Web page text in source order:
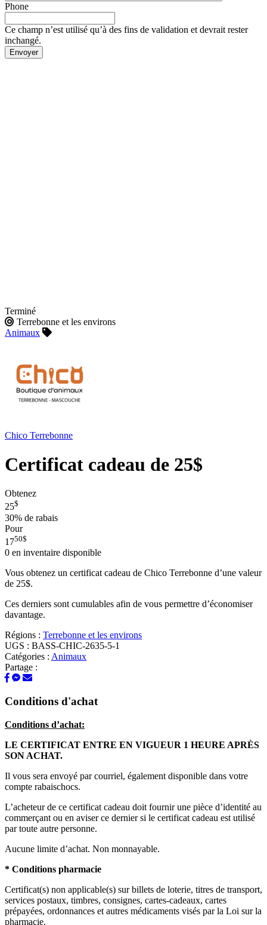
Phone
Ce champ n’est utilisé qu’à des fins de validation et devrait rester
inchangé.
Terminé
Terrebonne et les environs
Animaux
Chico Terrebonne
Certificat cadeau de 25$
Obtenez
25$
30% de rabais
Pour
1750$
0 en inventaire disponible
Vous obtenez un certificat cadeau de Chico Terrebonne d’une valeur
de 25$.
Ces derniers sont cumulables afin de vous permettre d’économiser
davantage.
Régions : Terrebonne et les environs
UGS : BASS-CHIC-2635-5-1
Catégories : Animaux
Partage :
Conditions d'achat
Conditions d’achat:
LE CERTIFICAT ENTRE EN VIGUEUR 1 HEURE APRÈS
SON ACHAT.
Il vous sera envoyé par courriel, également disponible dans votre
compte rabaischocs.
L’acheteur de ce certificat cadeau doit fournir une pièce d’identité au
commerçant ou en aviser ce dernier si le certificat cadeau est utilisé
par toute autre personne.
Aucune limite d’achat. Non monnayable.
* Conditions pharmacie
Certificat(s) non applicable(s) sur billets de loterie, titres de transport,
services postaux, timbres, consignes, cartes-cadeaux, cartes
prépayées, ordonnances et autres médicaments visés par la Loi sur la
pharmacie.